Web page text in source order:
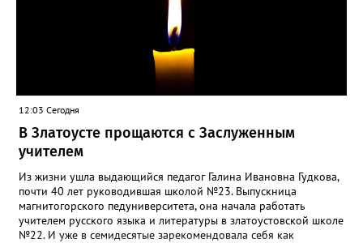
12:03 Сегодня
В Златоусте прощаются с Заслуженным
учителем
Из жизни ушла выдающийся педагог Галина Ивановна Гудкова,
почти 40 лет руководившая школой №23. Выпускница
магнитогорского педуниверситета, она начала работать
учителем русского языка и литературы в златоустовской школе
№22. И уже в семидесятые зарекомендовала себя как